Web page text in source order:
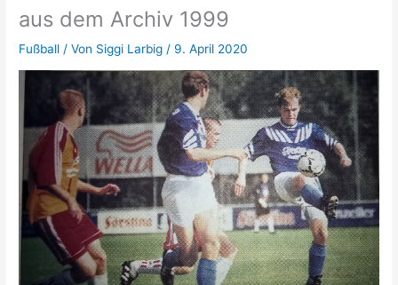
aus dem Archiv 1999
Fußball / Von Siggi Larbig/ 9. April 2020